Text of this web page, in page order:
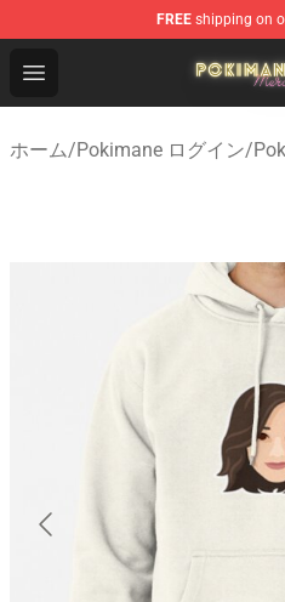
FREE shipping on
Open menu
Pokimane Store - Official
ホーム/Pokimane ログイン/